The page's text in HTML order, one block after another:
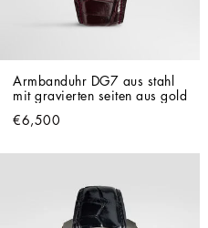
Armbanduhr DG7 aus stahl
mit gravierten seiten aus gold
€6,500